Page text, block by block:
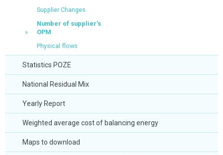
Supplier Changes
Number of supplier’s
OPM
Physical flows
Statistics POZE
National Residual Mix
Yearly Report
Weighted average cost of balancing energy
Maps to download